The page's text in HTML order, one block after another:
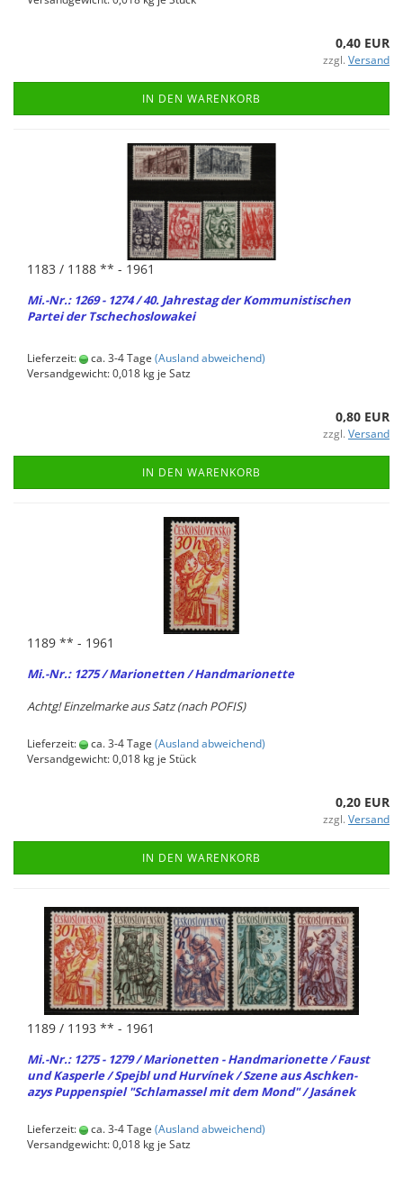
0,40 EUR
zzgl. Versand
IN DEN WARENKORB
1183 / 1188 ** - 1961
Mi.-Nr.: 1269 - 1274 / 40. Jah­res­tag der Kom­mu­nis­ti­schen
Par­tei der Tsche­cho­slo­wa­kei
Lieferzeit: ca. 3-4 Tage (Ausland abweichend)
Versandgewicht:0,018 kg je Satz
0,80 EUR
zzgl. Versand
IN DEN WARENKORB
1189 ** - 1961
Mi.-Nr.: 1275 / Ma­rio­net­ten / Hand­ma­rio­net­te
Achtg! Ein­zel­mar­ke aus Satz (nach POFIS)
Lieferzeit: ca. 3-4 Tage (Ausland abweichend)
Versandgewicht:0,018 kg je Stück
0,20 EUR
zzgl. Versand
IN DEN WARENKORB
1189 / 1193 ** - 1961
Mi.-Nr.: 1275 - 1279 / Ma­rio­net­ten - Hand­ma­rio­net­te / Faust
und Kas­per­le / Spe­jbl und Hurvínek / Szene aus Asch­ken­
azys Pup­pen­spiel "Schla­mas­sel mit dem Mond" / Jasánek
Lieferzeit: ca. 3-4 Tage (Ausland abweichend)
Versandgewicht:0,018 kg je Satz